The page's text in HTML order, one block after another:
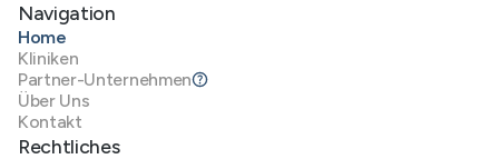
Navigation
Home
Kliniken
Partner-Unternehmen
Über Uns
Kontakt
Rechtliches